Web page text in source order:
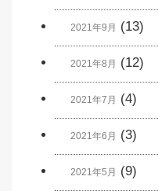
2021年9月 (13)
2021年8月 (12)
2021年7月 (4)
2021年6月 (3)
2021年5月 (9)